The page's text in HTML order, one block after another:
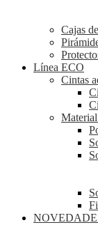
Cajas
Línea ECO
Cintas